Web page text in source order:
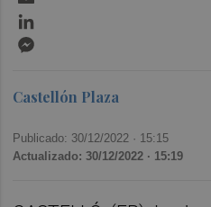
Castellón Plaza
Publicado: 30/12/2022 · 15:15
Actualizado: 30/12/2022 · 15:19